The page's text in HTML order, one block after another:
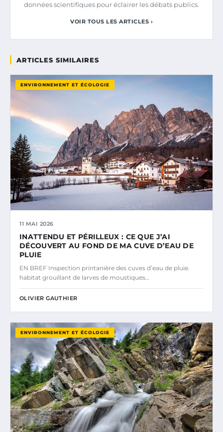
données scientifiques pour éclairer les débats publics.
VOIR TOUS LES ARTICLES ›
ARTICLES SIMILAIRES
ENVIRONNEMENT ET ÉCOLOGIE
11 MAI 2026
INATTENDU ET PÉRILLEUX : CE QUE J’AI
DÉCOUVERT AU FOND DE MA CUVE D’EAU DE
PLUIE
EN BREF Inspection printanière des cuves d’eau de pluie.
habitat grouillant de larves de moustiques…
OLIVIER GAUTHIER
ENVIRONNEMENT ET ÉCOLOGIE